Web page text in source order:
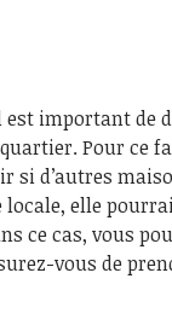
est important de
Pour ce
si d’autres
locale, elle
ce cas, vous
vous de